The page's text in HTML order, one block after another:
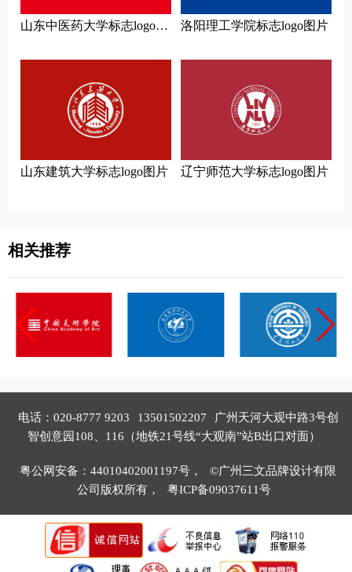
山东中医药大学标志logo图
洛阳理工学院标志logo图片
山东建筑大学标志logo图片 辽宁师范大学标志logo图片
相关推荐
电话：020-8777 9203 13501502207
广州天河大观中路3号创
智创意园108、116（地铁21号线“大观南”站B出口对面）
粤公网安备：44010402001197号，
©广州三文品牌设计有限
公司版权所有，
粤ICP备09037611号